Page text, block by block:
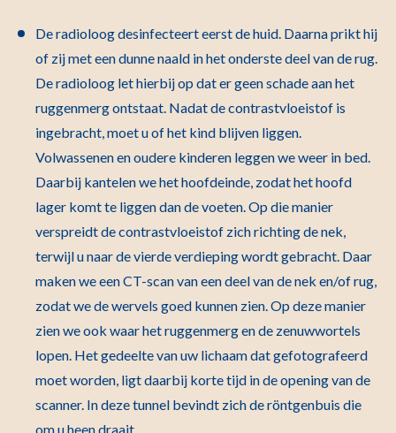
De radioloog desinfecteert eerst de huid. Daarna prikt hij
of zij met een dunne naald in het onderste deel van de rug.
De radioloog let hierbij op dat er geen schade aan het
ruggenmerg ontstaat. Nadat de contrastvloeistof is
ingebracht, moet u of het kind blijven liggen.
Volwassenen en oudere kinderen leggen we weer in bed.
Daarbij kantelen we het hoofdeinde, zodat het hoofd
lager komt te liggen dan de voeten. Op die manier
verspreidt de contrastvloeistof zich richting de nek,
terwijl u naar de vierde verdieping wordt gebracht. Daar
maken we een CT-scan van een deel van de nek en/of rug,
zodat we de wervels goed kunnen zien. Op deze manier
zien we ook waar het ruggenmerg en de zenuwwortels
lopen. Het gedeelte van uw lichaam dat gefotografeerd
moet worden, ligt daarbij korte tijd in de opening van de
scanner. In deze tunnel bevindt zich de röntgenbuis die
om u heen draait.